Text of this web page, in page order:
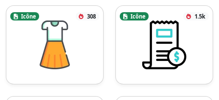
Icône 308 Icône 1.5k